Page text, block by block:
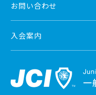
お問い合わせ
入会案内